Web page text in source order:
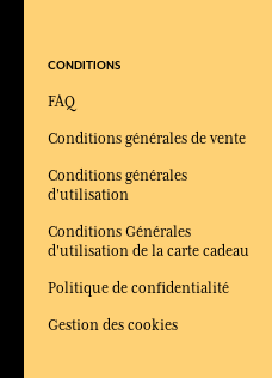
CONDITIONS
FAQ
Conditions générales de vente
Conditions générales
d'utilisation
Conditions Générales
d'utilisation de la carte cadeau
Politique de confidentialité
Gestion des cookies